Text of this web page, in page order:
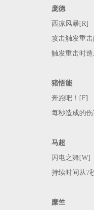
庞德
西凉风暴[R]
攻击触发重击
触发重击时造
猪悟能
奔跑吧！[F]
每秒造成的伤
马超
闪电之舞[W]
持续时间从7
糜竺